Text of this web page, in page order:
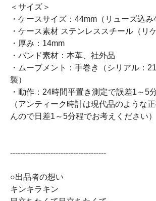
＜サイズ＞
・ケースサイズ：44mm（リューズ込み
・ケース素材 ステンレススチール（リ
・厚み：14mm
・バンド素材：本革、社外品
・ムーブメント：手巻き（シリアル：
製）
・動作：24時間平置き測定で誤差1～5
（アンティーク時計は現代品のような
んので日差1～5分程でお考えください）
--------------------------------------
○出品者の想い
キンキラキン